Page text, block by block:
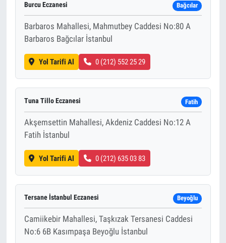
Burcu Eczanesi Bağcılar
Barbaros Mahallesi, Mahmutbey Caddesi No:80 A
Barbaros Bağcılar İstanbul
Yol Tarifi Al 0 (212) 552 25 29
Tuna Tillo Eczanesi Fatih
Akşemsettin Mahallesi, Akdeniz Caddesi No:12 A
Fatih İstanbul
Yol Tarifi Al 0 (212) 635 03 83
Tersane İstanbul Eczanesi Beyoğlu
Camiikebir Mahallesi, Taşkızak Tersanesi Caddesi
No:6 6B Kasımpaşa Beyoğlu İstanbul